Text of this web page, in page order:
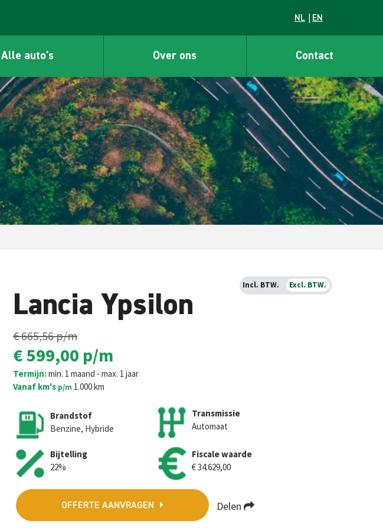
NL EN
Alle auto's Over ons Contact
Lancia Ypsilon
€ 665,56p/m
€ 599,00 p/m
Termijn:min. 1 maand - max. 1 jaar
Vanaf km's p/m 1.000 km
Brandstof
Benzine, Hybride
Bijtelling
22%
Transmissie
Automaat
Fiscale waarde
€ 34.629,00
OFFERTE AANVRAGEN Delen
Incl. BTW. Excl. BTW.